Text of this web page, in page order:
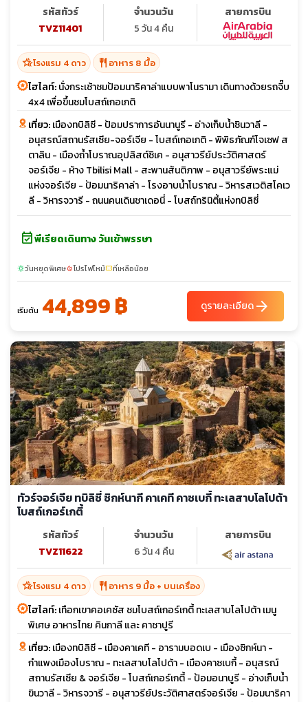
รหัสทัวร์
TVZ11401
จำนวนวัน
5 วัน 4 คืน
สายการบิน
hotel_classโรงแรม 4 ดาว restaurant อาหาร 8 มื้อ
ไฮไลท์:นั่งกระเช้าชมป้อมนาริคาล่าแบบพาโนรามา เดินทางด้วยรถจี๊บ
4x4 เพื่อขึ้นชมโบสถ์เกอเกติ
เที่ยว:เมืองทบิลิซี - ป้อมปราการอันนานูรี - อ่างเก็บน้ำซินวาลี -
อนุสรณ์สถานรัสเซีย-จอร์เจีย - โบสถ์เกอเกติ - พิพิธภัณฑ์โจเซฟ ส
ตาลิน - เมืองถ้ำโบราณอุปลิสต์ชิเค - อนุสาวรีย์ประวัติศาสตร์
จอร์เจีย - ห้าง Tbilisi Mall - สะพานสันติภาพ - อนุสาวรีย์พระแม่
แห่งจอร์เจีย - ป้อมนาริคาล่า - โรงอาบน้ำโบราณ - วิหารสเวติสโคเว
ลี - วิหารจวารี - ถนนคนเดินชาเดอนี่ - โบสถ์ทรินิตี้แห่งทบิลิซี่
event_availableพีเรียดเดินทาง วันเข้าพรรษา
sunnyวันหยุดพิเศษlocal_fire_departmentโปรไฟไหม้confirmation_numberที่เหลือน้อย
เริ่มต้น 44,899 ฿ ดูรายละเอียดarrow_forward
ทัวร์จอร์เจีย ทบิลิซี่ ซิกห์นากี คาเคที คาซเบกี้ ทะเลสาบโลโปต้า
โบสถ์เกอร์เกตี้
รหัสทัวร์
TVZ11622
จำนวนวัน
6 วัน 4 คืน
สายการบิน
hotel_classโรงแรม 4 ดาว restaurant อาหาร 9 มื้อ + บนเครื่อง
ไฮไลท์:เทือกเขาคอเคซัส ชมโบสถ์เกอร์เกตี้ ทะเลสาบโลโปต้า เมนู
พิเศษ อาหารไทย คินกาลี และ คาชาปูรี
เที่ยว:เมืองทบิลิซี - เมืองคาเคที - อารามบอดเบ - เมืองซิกห์นา -
กำแพงเมืองโบราณ - ทะเลสาบโลโปด้า - เมืองคาซเบกี้ - อนุสรณ์
สถานรัสเซีย & จอร์เจีย - โบสถ์เกอร์เกตี้ - ป้อมอนาบูรี - อ่างเก็บน้ำ
ขินวาลี - วิหารจวารี - อนุสาวรีย์ประวัติศาสตร์จอร์เจีย - ป้อมนาริคา